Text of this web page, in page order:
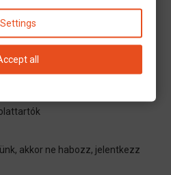
bejelentés, biztosítás
akkor ne habozz, jelentkezz
Settings
all